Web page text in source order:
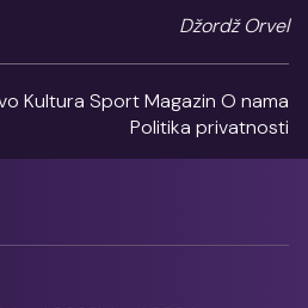
Džordž Orvel
Kultura SportMagazin O nama
Politika privatnosti